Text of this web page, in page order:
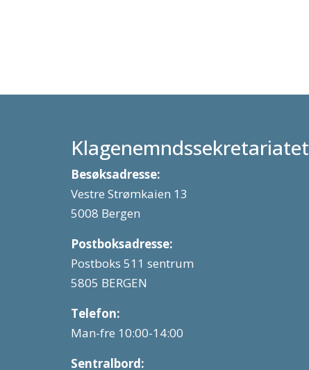
Klagenemndssekretariatet
Besøksadresse:
Vestre Strømkaien 13
5008 Bergen
Postboksadresse:
Postboks 511 sentrum
5805 BERGEN
Telefon:
Man-fre 10:00-14:00
Sentralbord: